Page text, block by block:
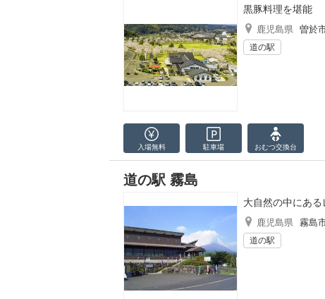
黒豚料理を堪能
鹿児島県 曽於
道の駅
入場無料 駐車場 おむつ交換台
道の駅 霧島
大自然の中にあ
鹿児島県 霧島
道の駅